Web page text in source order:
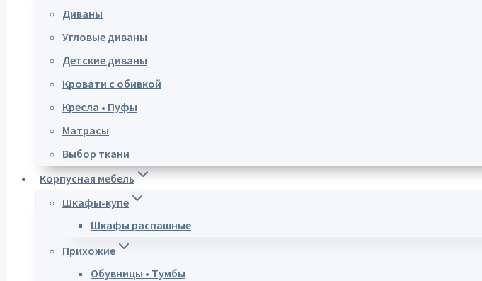
Диваны
Угловые диваны
Детские диваны
Кровати с обивкой
Кресла • Пуфы
Матрасы
Выбор ткани
Корпусная мебель
Шкафы-купе
Шкафы распашные
Прихожие
Обувницы • Тумбы